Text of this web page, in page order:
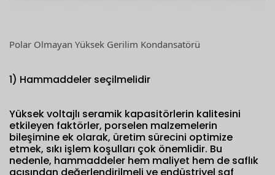
Polar Olmayan Yüksek Gerilim Kondansatörü
1) Hammaddeler seçilmelidir
Yüksek voltajlı seramik kapasitörlerin kalitesini
etkileyen faktörler, porselen malzemelerin
bileşimine ek olarak, üretim sürecini optimize
etmek, sıkı işlem koşulları çok önemlidir. Bu
nedenle, hammaddeler hem maliyet hem de saflık